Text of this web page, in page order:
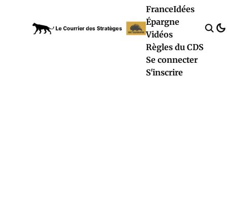
FranceIdées
Épargne
Vidéos
Règles du CDS
Se connecter
S'inscrire